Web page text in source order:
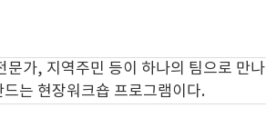
가, 지역주민 등이 하나의 팀으로 만나
는 현장워크숍 프로그램이다.